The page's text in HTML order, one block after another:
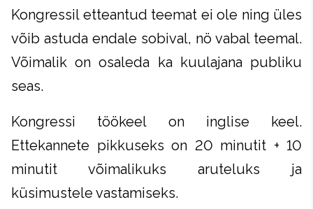
Kongressil etteantud teemat ei ole ning üles
võib astuda endale sobival, nö vabal teemal.
Võimalik on osaleda ka kuulajana publiku
seas.
Kongressi töökeel on inglise keel.
Ettekannete pikkuseks on 20 minutit + 10
minutit võimalikuks aruteluks ja
küsimustele vastamiseks.